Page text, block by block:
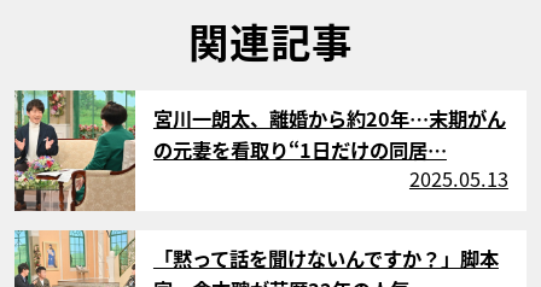
関連記事
サムネイル
宮川一朗太、離婚から約20年…末期がん
の元妻を看取り“1日だけの同居…
2025.05.13
サムネイル
「黙って話を聞けないんですか？」脚本